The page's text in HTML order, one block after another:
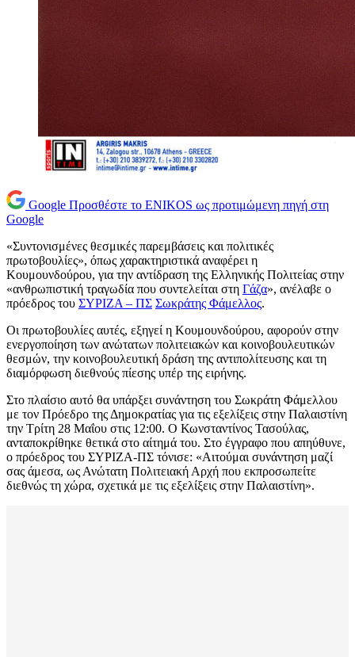
Google Προσθέστε το ENIKOS ως προτιμώμενη πηγή στη
Google
«Συντονισμένες θεσμικές παρεμβάσεις και πολιτικές
πρωτοβουλίες», όπως χαρακτηριστικά αναφέρει η
Κουμουνδούρου, για την αντίδραση της Ελληνικής Πολιτείας στην
«ανθρωπιστική τραγωδία που συντελείται στη Γάζα», ανέλαβε ο
πρόεδρος του ΣΥΡΙΖΑ – ΠΣ Σωκράτης Φάμελλος.
Οι πρωτοβουλίες αυτές, εξηγεί η Κουμουνδούρου, αφορούν στην
ενεργοποίηση των ανώτατων πολιτειακών και κοινοβουλευτικών
θεσμών, την κοινοβουλευτική δράση της αντιπολίτευσης και τη
διαμόρφωση διεθνούς πίεσης υπέρ της ειρήνης.
Στο πλαίσιο αυτό θα υπάρξει συνάντηση του Σωκράτη Φάμελλου
με τον Πρόεδρο της Δημοκρατίας για τις εξελίξεις στην Παλαιστίνη
την Τρίτη 28 Μαΐου στις 12:00. Ο Κωνσταντίνος Τασούλας,
ανταποκρίθηκε θετικά στο αίτημά του. Στο έγγραφο που απηύθυνε,
ο πρόεδρος του ΣΥΡΙΖΑ-ΠΣ τόνισε: «Αιτούμαι συνάντηση μαζί
σας άμεσα, ως Ανώτατη Πολιτειακή Αρχή που εκπροσωπείτε
διεθνώς τη χώρα, σχετικά με τις εξελίξεις στην Παλαιστίνη».